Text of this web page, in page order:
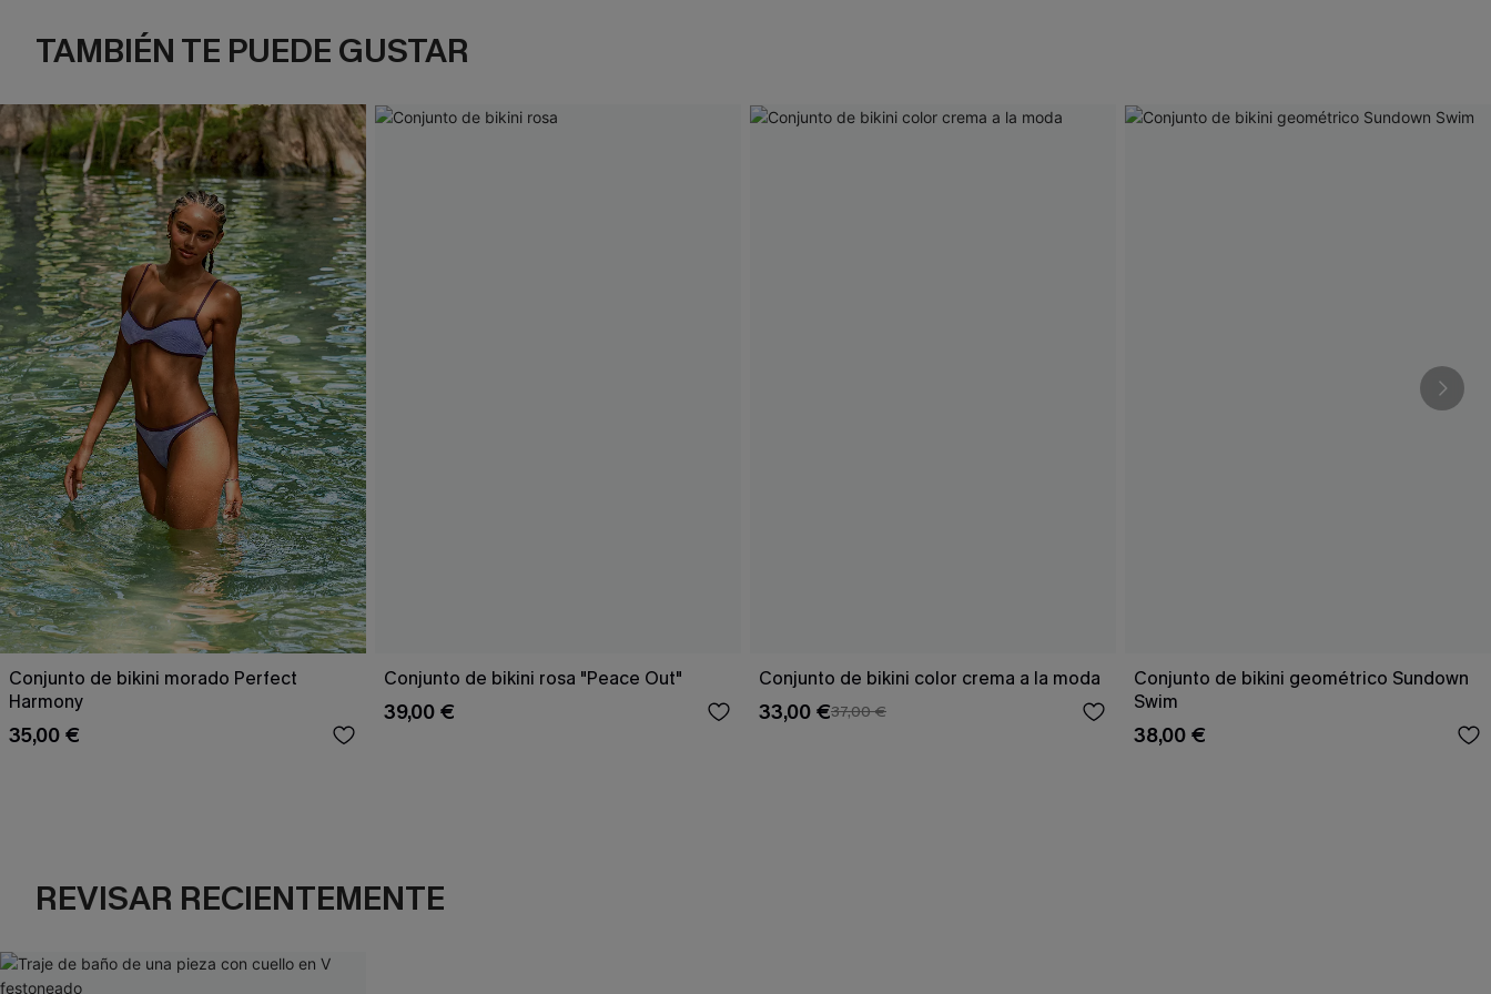
TAMBIÉN TE PUEDE GUSTAR
Conjunto de bikini morado Perfect
Harmony
35,00 €
Conjunto de bikini rosa "Peace Out"
39,00 €
Conjunto de bikini color crema a la moda
33,00 €37,00 €
Conjunto de bikini geométrico Sundown
Swim
38,00 €
REVISAR RECIENTEMENTE